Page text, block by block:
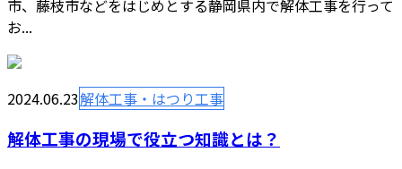
市、藤枝市などをはじめとする静岡県内で解体工事を行って
お...
2024.06.23解体工事・はつり工事
解体工事の現場で役立つ知識とは？